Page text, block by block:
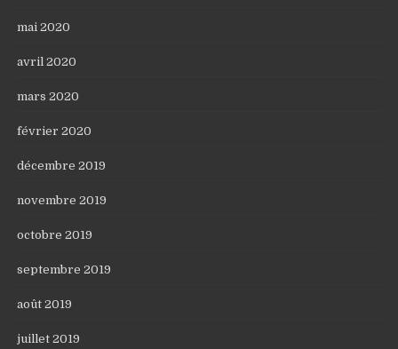
mai 2020
avril 2020
mars 2020
février 2020
décembre 2019
novembre 2019
octobre 2019
septembre 2019
août 2019
juillet 2019